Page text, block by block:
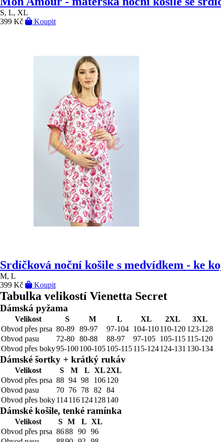
S, L, XL
399 Kč
Koupit
Srdíčková noční košile s medvídkem - ke
M, L
399 Kč
Koupit
Tabulka velikostí Vienetta Secret
Dámská pyžama
Velikost S M L XL 2XL
3XL
Obvod přes prsa 80-89 89-97 97-104 104-110110-120 123-128
Obvod pasu
72-80 80-88 88-97 97-105 105-115 115-120
Obvod přes boky95-100100-105105-115115-124124-131 130-134
Dámské šortky + krátký rukáv
Velikost S M L XL2XL
Obvod přes prsa 88 94 98 106120
Obvod pasu
70 76 78 82
84
Obvod přes boky114116124128140
Dámské košile, tenké ramínka
Velikost S M L XL
Obvod přes prsa 8688 90 96